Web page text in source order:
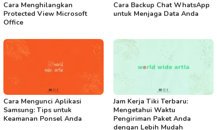
Cara Menghilangkan
Protected View Microsoft
Office
Cara Backup Chat WhatsApp
untuk Menjaga Data Anda
Cara Mengunci Aplikasi
Samsung: Tips untuk
Keamanan Ponsel Anda
Jam Kerja Tiki Terbaru:
Mengetahui Waktu
Pengiriman Paket Anda
dengan Lebih Mudah